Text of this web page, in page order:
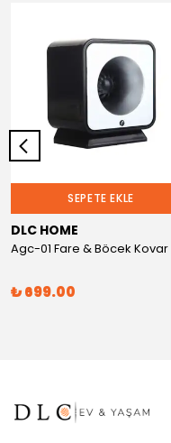
SEPETE EKLE
DLC HOME
Agc-01 Fare & Böcek Kovar
₺ 699.00